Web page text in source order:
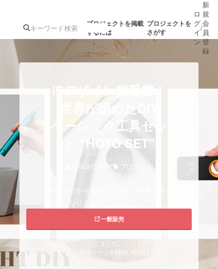
プロジェクトを掲載
するには
プロジェクトを
さがす
ジェクト
アート・写真
ゲーム・サ
書籍・雑誌
ビジネス・起業 チャレンジ
まちづくり・地域活性化
ロ
グ
イ
ン
/
新
規
会
員
登
録
iFデザイン賞受賞！
世界が認めたDIY
ベーシック工具セッ
ト "HOTO SET"
BRIGHT_DIY プロダクト
多くの方から支援して頂き、無事に製
品化になりました。
一般販売
しました。
こちらから関連ページを閲覧いただけます。